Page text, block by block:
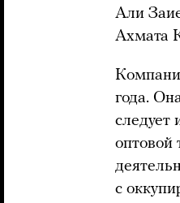
Али
Ахмата
года.
следует
оптовой
с